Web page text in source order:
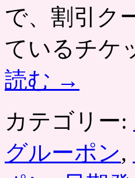
で、割引ク
ているチケ
読む →
カテゴリー:
グルーポン,